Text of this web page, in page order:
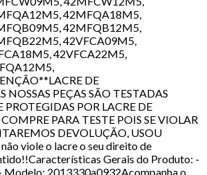
42MFQA18M5,
42MFQB12M5,
42VFCA09M5,
42VFCA22M5,
DE
NOSSAS PEÇAS SÃO TESTADAS
POR LACRE DE
PARA TESTE POIS SE VIOLAR
DEVOLUÇÃO, USOU
viole o lacre o seu direito de
Gerais do Produto: -
Modelo: 2013330a0932Acompanha o